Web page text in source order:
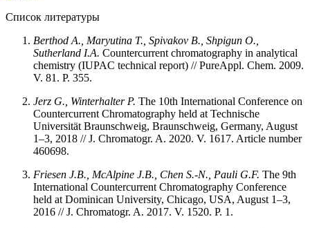
Список литературы
Berthod A., Maryutina T., Spivakov B., Shpigun O.,
Sutherland I.A. Countercurrent chromatography in analytical
chemistry (IUPAC technical report) // PureAppl. Chem. 2009.
V. 81. P. 355.
Jerz G., Winterhalter P. The 10th International Conference on
Countercurrent Chromatography held at Technische
Universität Braunschweig, Braunschweig, Germany, August
1–3, 2018 // J. Chromatogr. A. 2020. V. 1617. Article number
460698.
Friesen J.B., McAlpine J.B., Chen S.-N., Pauli G.F. The 9th
International Countercurrent Chromatography Conference
held at Dominican University, Chicago, USA, August 1–3,
2016 // J. Chromatogr. A. 2017. V. 1520. P. 1.